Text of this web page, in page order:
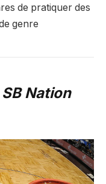
de pratiquer des
genre
Nation